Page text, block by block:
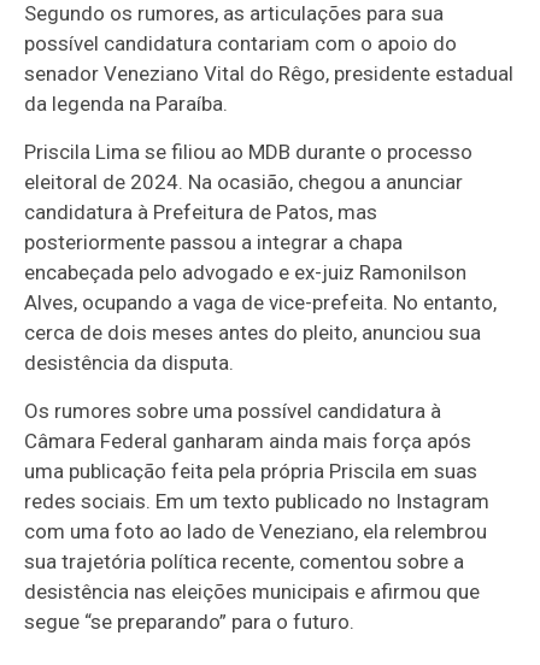
Segundo os rumores, as articulações para sua
possível candidatura contariam com o apoio do
senadorVeneziano Vital do Rêgo, presidente estadual
da legenda na Paraíba.
Priscila Lima se filiou ao MDB durante o processo
eleitoral de 2024. Na ocasião, chegou a anunciar
candidatura à Prefeitura de Patos, mas
posteriormente passou a integrar a chapa
encabeçada pelo advogado e ex-juiz Ramonilson
Alves, ocupando a vaga de vice-prefeita. No entanto,
cerca de dois meses antes do pleito, anunciou sua
desistência da disputa.
Os rumores sobre uma possível candidatura à
Câmara Federal ganharam ainda mais força após
uma publicação feita pela própria Priscila em suas
redes sociais. Em um texto publicado no Instagram
com uma foto ao lado de Veneziano, ela relembrou
sua trajetória política recente, comentou sobre a
desistência nas eleições municipais e afirmou que
segue “se preparando” para o futuro.